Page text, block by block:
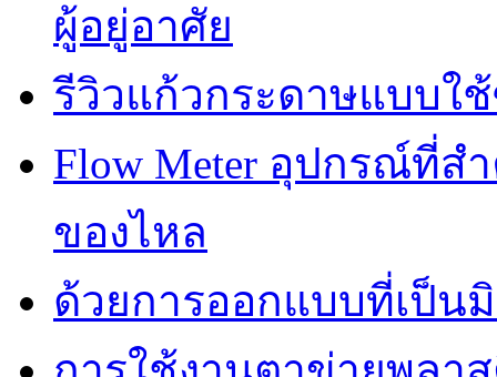
ผู้อยู่อาศัย
รีวิวแก้วกระดาษแบบใ
Flow Meter อุปกรณ์ที่ส
ของไหล
ด้วยการออกแบบที่เป็นมิ